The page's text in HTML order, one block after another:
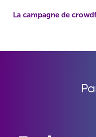
La campagne de